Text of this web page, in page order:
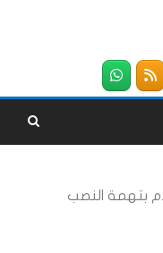
بتهمة النصب